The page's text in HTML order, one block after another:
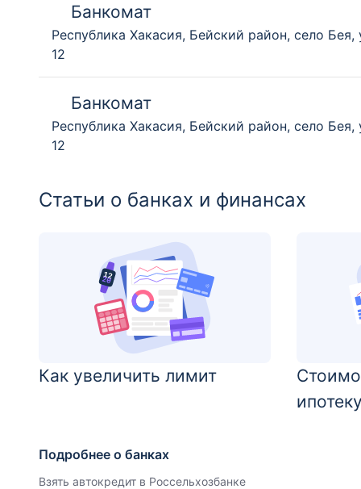
Банкомат
Республика Хакасия, Бейский район, село
12
Банкомат
Республика Хакасия, Бейский район, село
12
Статьи о банках и финансах
Как увеличить лимит
ипотеку
Подробнее о банках
Взять автокредит в Россельхозбанке